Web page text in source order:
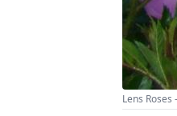
Lens Roses